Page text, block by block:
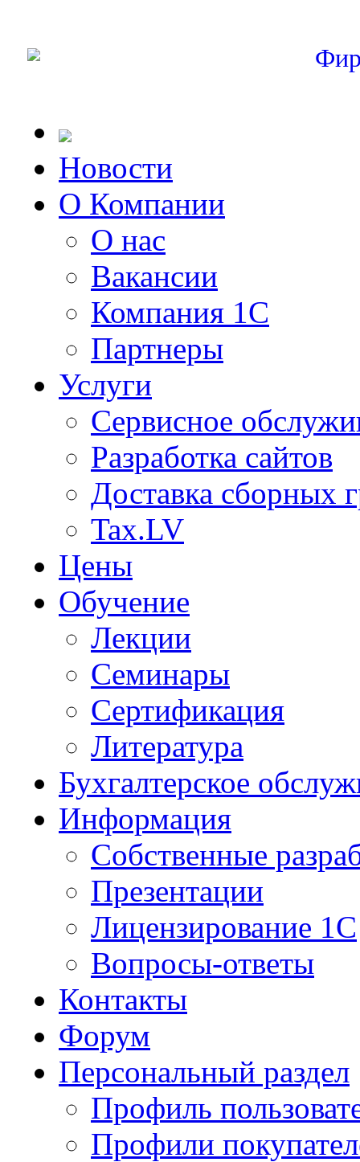
Новости
О Компании
О нас
Вакансии
Компания 1С
Партнеры
Услуги
Сервисное
Разработка сайтов
Доставка сборных
Tax.LV
Цены
Обучение
Лекции
Семинары
Сертификация
Литература
Бухгалтерское
Информация
Собственные
Презентации
Лицензирование 1С
Вопросы-ответы
Контакты
Форум
Персональный раздел
Профиль
Профили